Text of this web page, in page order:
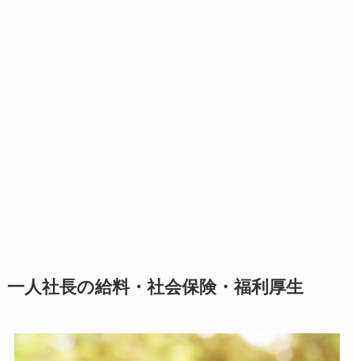
一人社長の給料・社会保険・福利厚生